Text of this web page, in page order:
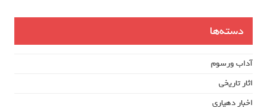
دسته‌ها
آداب ورسوم
اثار تاریخی
اخبار دهیاری